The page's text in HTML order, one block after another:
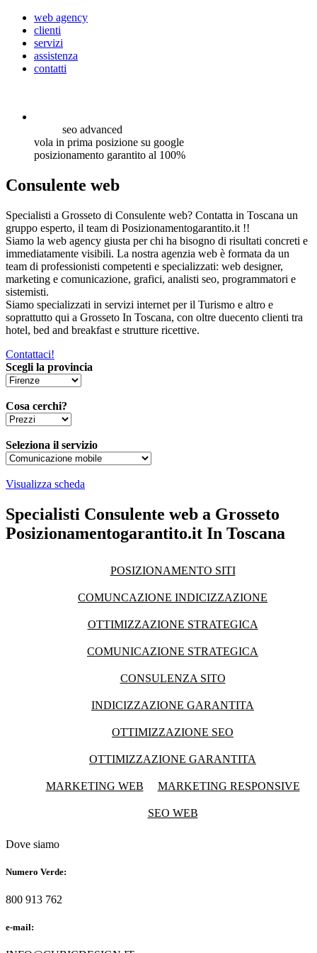
web agency
clienti
servizi
assistenza
contatti
seo advanced
vola in prima posizione su google
posizionamento garantito al 100%
Consulente web
Specialisti a Grosseto di Consulente web? Contatta in Toscana un
gruppo esperto, il team di Posizionamentogarantito.it !!
Siamo la web agency giusta per chi ha bisogno di risultati concreti e
immediatamente visibili. La nostra agenzia web è formata da un
team di professionisti competenti e specializzati: web designer,
marketing e comunicazione, grafici, analisti seo, programmatori e
sistemisti.
Siamo specializzati in servizi internet per il Turismo e altro e
soprattutto qui a Grosseto In Toscana, con oltre duecento clienti tra
hotel, bed and breakfast e strutture ricettive.
Contattaci!
Scegli la provincia
Cosa cerchi?
Seleziona il servizio
Visualizza scheda
Specialisti Consulente web a Grosseto
Posizionamentogarantito.it In Toscana
POSIZIONAMENTO SITI
COMUNCAZIONE INDICIZZAZIONE
OTTIMIZZAZIONE STRATEGICA
COMUNICAZIONE STRATEGICA
CONSULENZA SITO
INDICIZZAZIONE GARANTITA
OTTIMIZZAZIONE SEO
OTTIMIZZAZIONE GARANTITA
MARKETING WEB MARKETING RESPONSIVE
SEO WEB
Dove siamo
Numero Verde:
800 913 762
e-mail: